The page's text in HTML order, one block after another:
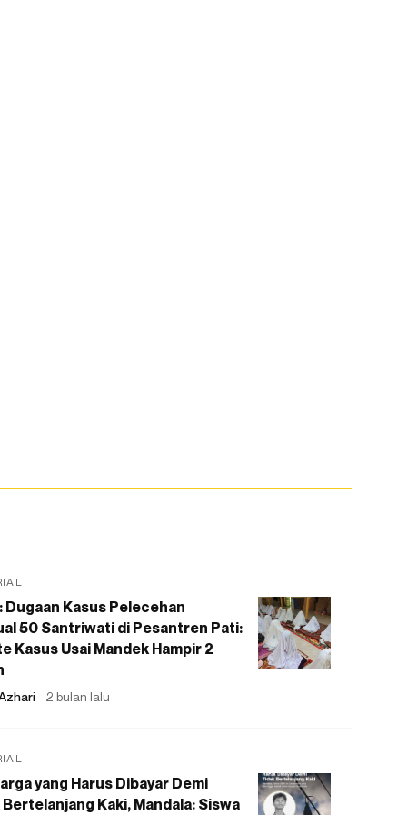
Dugaan Kasus Pelecehan
50 Santriwati di Pesantren Pati:
Kasus Usai Mandek Hampir 2
2 bulan lalu
yang Harus Dibayar Demi
Kaki, Mandala: Siswa